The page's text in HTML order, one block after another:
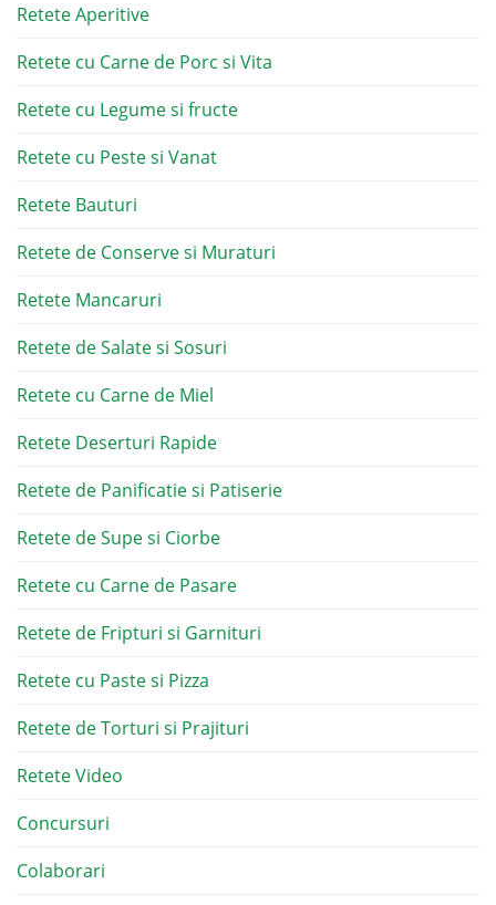
Retete Aperitive
Retete cu Carne de Porc si Vita
Retete cu Legume si fructe
Retete cu Peste si Vanat
Retete Bauturi
Retete de Conserve si Muraturi
Retete Mancaruri
Retete de Salate si Sosuri
Retete cu Carne de Miel
Retete Deserturi Rapide
Retete de Panificatie si Patiserie
Retete de Supe si Ciorbe
Retete cu Carne de Pasare
Retete de Fripturi si Garnituri
Retete cu Paste si Pizza
Retete de Torturi si Prajituri
Retete Video
Concursuri
Colaborari